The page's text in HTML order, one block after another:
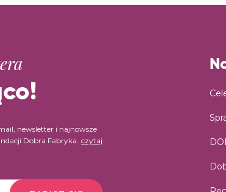
newsletter i najnowsze
Dobra Fabryka. czytaj